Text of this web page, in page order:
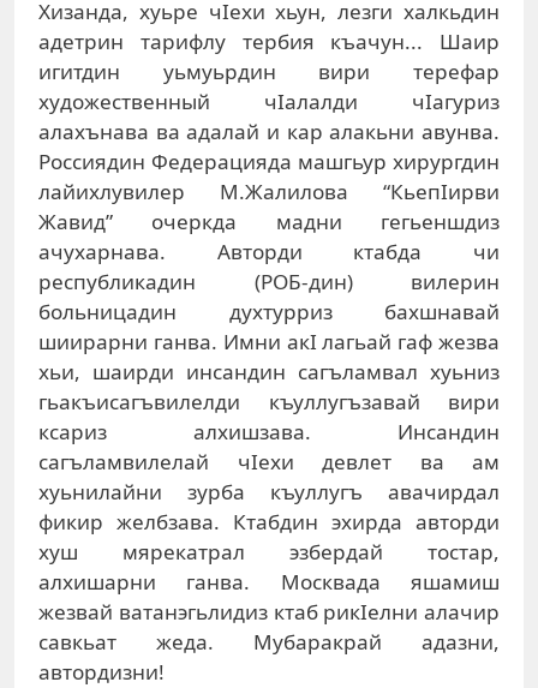
Хизанда, хуьре чIехи хьун, лезги халкьдин
адетрин тарифлу тербия къачун... Шаир
игитдин уьмуьрдин вири терефар
художественный чIалалди чIагуриз
алахънава ва адалай и кар алакьни авунва.
Россиядин Федерацияда машгьур хирургдин
лайихлувилер М.Жалилова “КьепIирви
Жавид” очеркда мадни гегьеншдиз
ачухарнава. Авторди ктабда чи
республикадин (РОБ-дин) вилерин
больницадин духтурриз бахшнавай
шиирарни ганва. Имни акI лагьай гаф жезва
хьи, шаирди инсандин сагъламвал хуьниз
гьакъисагъвилелди къуллугъзавай вири
ксариз алхишзава. Инсандин
сагъламвилелай чIехи девлет ва ам
хуьнилайни зурба къуллугъ авачирдал
фикир желбзава. Ктабдин эхирда авторди
хуш мярекатрал эзбердай тостар,
алхишарни ганва. Москвада яшамиш
жезвай ватанэгьлидиз ктаб рикIелни алачир
савкьат жеда. Мубаракрай адазни,
автордизни!